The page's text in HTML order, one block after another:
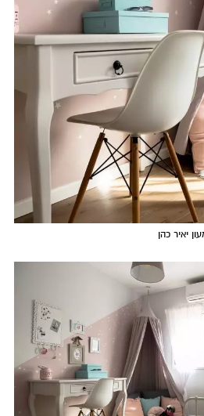
יאיר כהן